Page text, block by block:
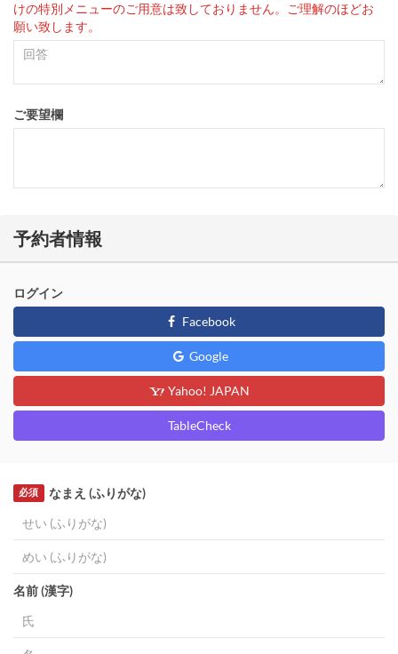
けの特別メニューのご用意は致しておりません。ご理解のほどお
願い致します。
ご要望欄
予約者情報
ログイン
Facebook
Google
Yahoo! JAPAN
TableCheck
なまえ (ふりがな)
必須
名前 (漢字)